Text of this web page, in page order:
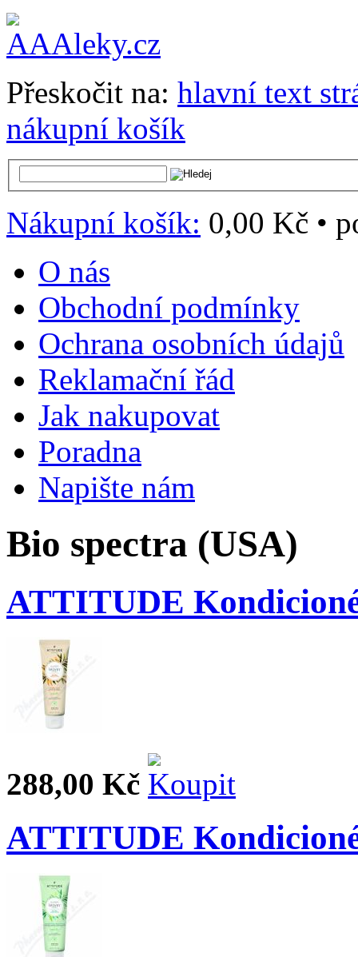
Přeskočit na: hlavní text
nákupní košík
Nákupní košík: 0,00 Kč •
O nás
Obchodní podmínky
Ochrana osobních údajů
Reklamační řád
Jak nakupovat
Poradna
Napište nám
Bio spectra (USA)
ATTITUDE
288,00 Kč
ATTITUDE